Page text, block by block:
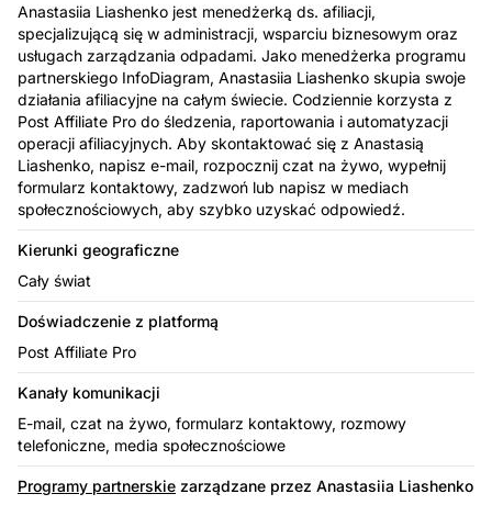
Anastasiia Liashenko jest menedżerką ds. afiliacji,
specjalizującą się w administracji, wsparciu biznesowym oraz
usługach zarządzania odpadami. Jako menedżerka programu
partnerskiego InfoDiagram, Anastasiia Liashenko skupia swoje
działania afiliacyjne na całym świecie. Codziennie korzysta z
Post Affiliate Pro do śledzenia, raportowania i automatyzacji
operacji afiliacyjnych. Aby skontaktować się z Anastasią
Liashenko, napisz e-mail, rozpocznij czat na żywo, wypełnij
formularz kontaktowy, zadzwoń lub napisz w mediach
społecznościowych, aby szybko uzyskać odpowiedź.
Kierunki geograficzne
Cały świat
Doświadczenie z platformą
Post Affiliate Pro
Kanały komunikacji
E-mail, czat na żywo, formularz kontaktowy, rozmowy
telefoniczne, media społecznościowe
Programy partnerskie zarządzane przez Anastasiia Liashenko